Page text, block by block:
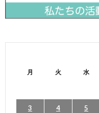
月 火 水
3 4 5